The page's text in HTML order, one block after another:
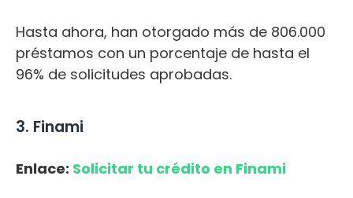
Hasta ahora, han otorgado más de 806.000
préstamos con un porcentaje de hasta el
96% de solicitudes aprobadas.
3. Finami
Enlace: Solicitar tu crédito en Finami